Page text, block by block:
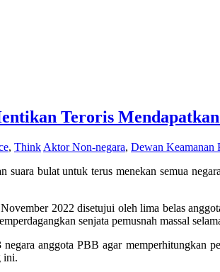
Teroris
, Think Aktor Non-negara, Dewan Keamanan
bulat untuk terus menekan semua
2022 disetujui oleh lima belas
senjata pemusnah massal
anggota PBB agar memperhitungkan
ini.